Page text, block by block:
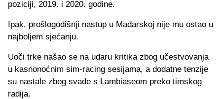
poziciji, 2019. i 2020. godine.
Ipak, prošlogodišnji nastup u Mađarskoj nije mu ostao u
najboljem sjećanju.
Uoči trke našao se na udaru kritika zbog učestvovanja
u kasnonoćnim sim-racing sesijama, a dodatne tenzije
su nastale zbog svađe s Lambiaseom preko timskog
radija.